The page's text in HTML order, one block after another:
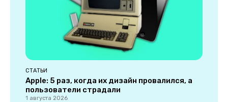
СТАТЬИ
Apple: 5 раз, когда их дизайн провалился, а
пользователи страдали
1 августа 2026